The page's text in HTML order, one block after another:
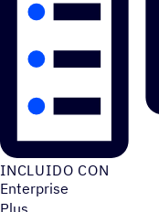
INCLUIDO CON
Enterprise